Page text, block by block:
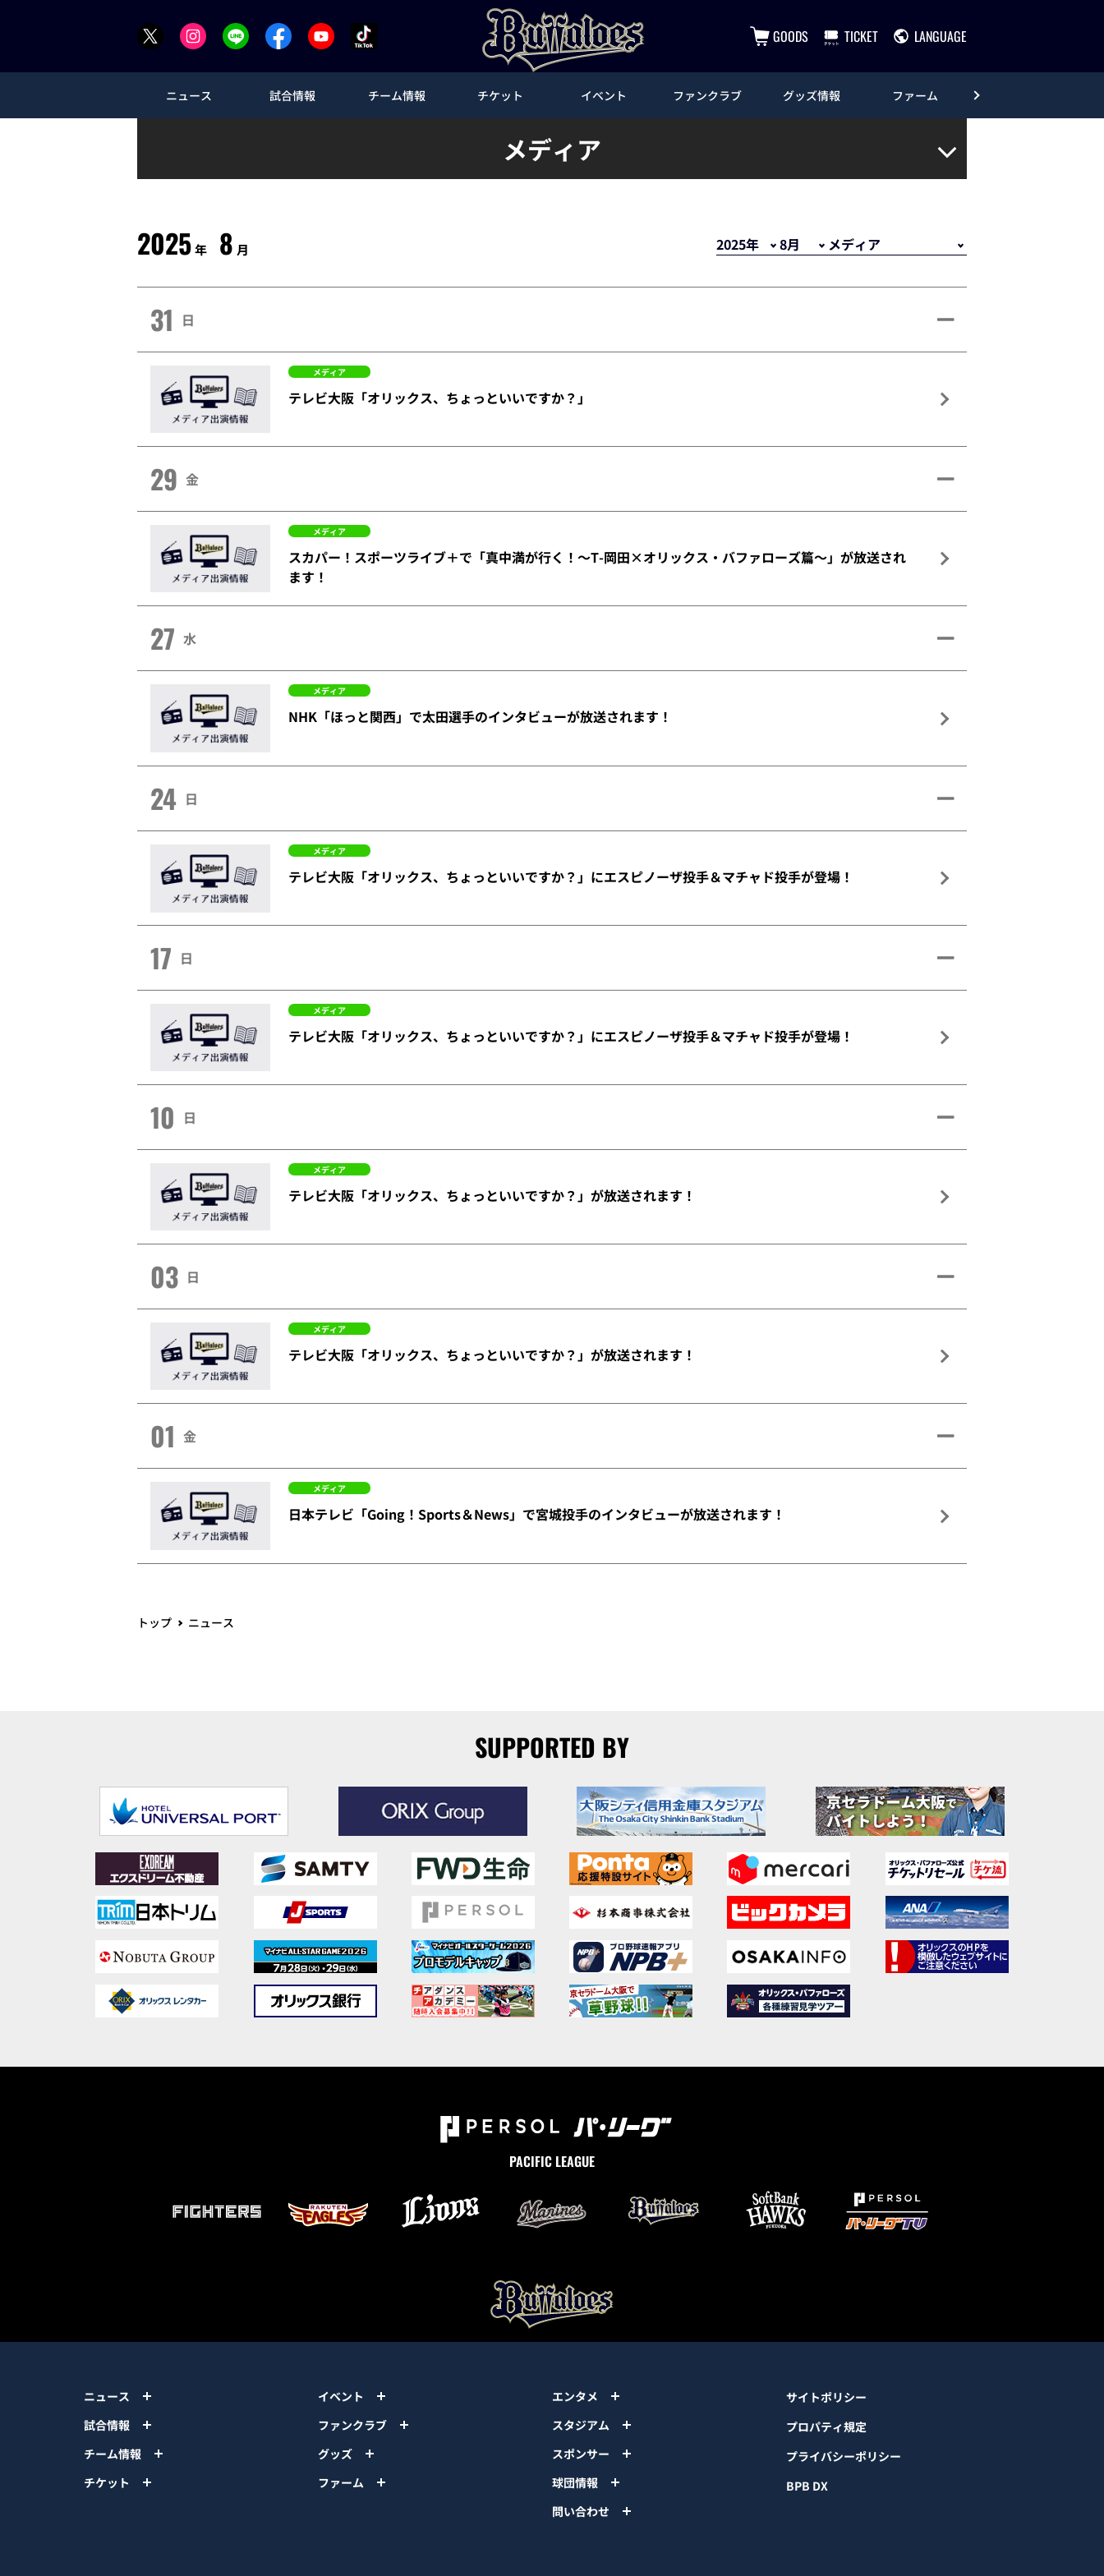
GOODS TICKET LANGUAGE
ニュース 試合情報 チーム情報 チケット イベント ファンクラブ グッズ情報 ファーム
メディア
2025年 8 月
31 日
メディア
テレビ大阪「オリックス、ちょっといいですか？」
29 金
メディア
スカパー！スポーツライブ＋で「真中満が行く！～T-岡田×オリックス・バファローズ篇～」が放送され
ます！
27 水
メディア
NHK「ほっと関西」で太田選手のインタビューが放送されます！
24 日
メディア
テレビ大阪「オリックス、ちょっといいですか？」にエスピノーザ投手＆マチャド投手が登場！
17 日
メディア
テレビ大阪「オリックス、ちょっといいですか？」にエスピノーザ投手＆マチャド投手が登場！
10 日
メディア
テレビ大阪「オリックス、ちょっといいですか？」が放送されます！
03 日
メディア
テレビ大阪「オリックス、ちょっといいですか？」が放送されます！
01 金
メディア
日本テレビ「Going！Sports＆News」で宮城投手のインタビューが放送されます！
トップ ニュース
SUPPORTED BY
PACIFIC LEAGUE
ニュース
試合情報
チーム情報
チケット
イベント
ファンクラブ
グッズ
ファーム
エンタメ
スタジアム
スポンサー
球団情報
問い合わせ
サイトポリシー
プロパティ規定
プライバシーポリシー
BPB DX